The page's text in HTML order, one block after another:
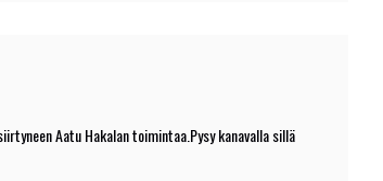
Aatu Hakalan toimintaa.Pysy kanavalla sillä